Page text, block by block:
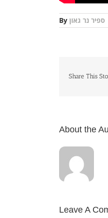
By ספיר נר גאון
Share This
About the
Leave A